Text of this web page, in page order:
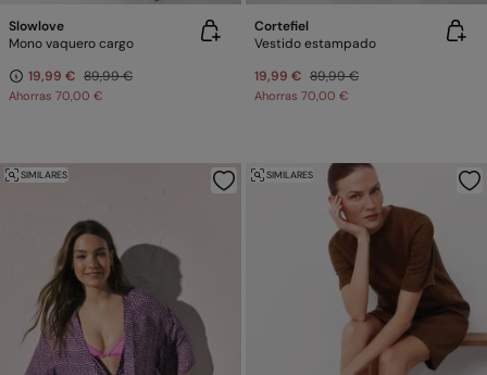
Slowlove
Mono vaquero cargo
19,99 € 89,99 €
Ahorras 70,00 €
Cortefiel
Vestido estampado
19,99 € 89,99 €
Ahorras 70,00 €
SIMILARES SIMILARES